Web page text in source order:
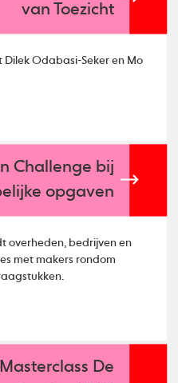
van Toezicht
Odabasi-Seker en Mo
Challenge bij
opgaven
overheden, bedrijven en
met makers rondom
Masterclass De